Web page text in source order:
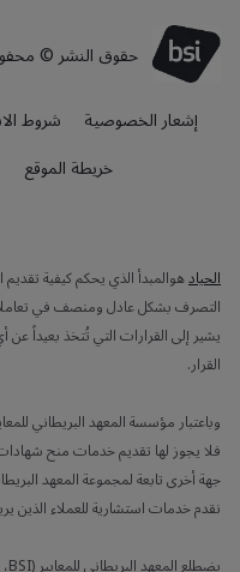
حقوق النشر © محفوظة
إشعار الخصوصية
شروط
خريطة الموقع
الحيادهوالمبدأ الذي يحكم كيفية تقديم
التصرف بشكل عادل ومنصف في
يشير إلى القرارات التي تُتخذ بعيداً
القرار.
وباعتبار مؤسسة المعهد البريطاني
فلا يجوز لها تقديم خدمات منح
جهة أخرى تابعة لمجموعة المعهد
نقدم خدمات استشارية للعملاء الذين